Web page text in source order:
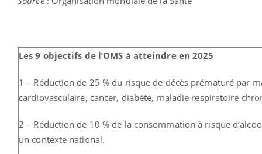
Les 9 objectifs de l’OMS à atteindre en 2025
1 – Réduction de 25 % du risque de décès prématuré par
cardiovasculaire, cancer, diabète, maladie respiratoire
2 – Réduction de 10 % de la consommation à risque
un contexte national.